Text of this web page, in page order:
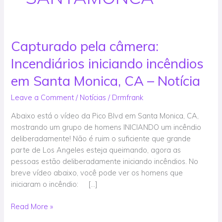
Capturado pela câmera:
Incendiários iniciando incêndios
em Santa Monica, CA – Notícia
Leave a Comment / Notícias / Drmfrank
Abaixo está o vídeo da Pico Blvd em Santa Monica, CA,
mostrando um grupo de homens INICIANDO um incêndio
deliberadamente! Não é ruim o suficiente que grande
parte de Los Angeles esteja queimando, agora as
pessoas estão deliberadamente iniciando incêndios. No
breve vídeo abaixo, você pode ver os homens que
iniciaram o incêndio: […]
Capturado
pela
câmera:
Incendiários
iniciando
incêndios
em
Santa
Monica,
–
Notícia
Read More »